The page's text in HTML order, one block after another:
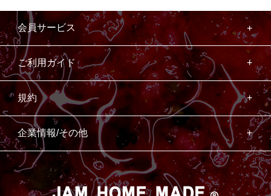
会員サービス
ご利用ガイド
規約
企業情報/その他